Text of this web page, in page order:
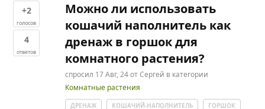
+2
голосов
4
ответов
Можно ли использовать
кошачий наполнитель как
дренаж в горшок для
комнатного растения?
спросил 17 Авг, 24отСергей в категории
Комнатные растения
ДРЕНАЖ КОШАЧИЙ-НАПОЛНИТЕЛЬ ГОРШОК